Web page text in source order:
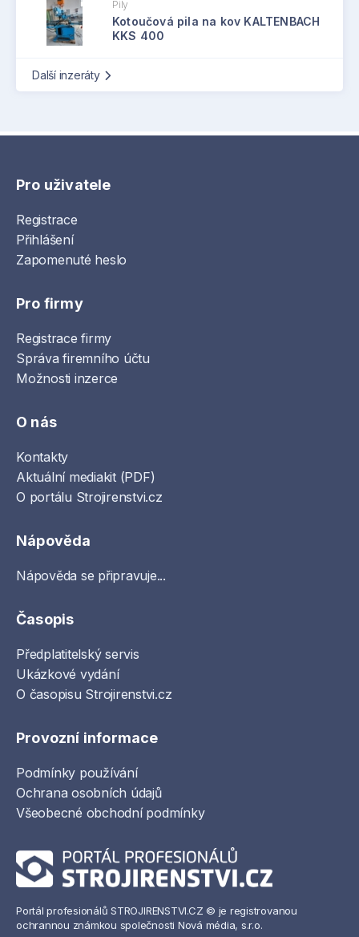
Pily
Kotoučová pila na kov KALTENBACH
KKS 400
Další inzeráty
Pro uživatele
Registrace
Přihlášení
Zapomenuté heslo
Pro firmy
Registrace firmy
Správa firemního účtu
Možnosti inzerce
O nás
Kontakty
Aktuální mediakit (PDF)
O portálu Strojirenstvi.cz
Nápověda
Nápověda se připravuje...
Časopis
Předplatitelský servis
Ukázkové vydání
O časopisu Strojirenstvi.cz
Provozní informace
Podmínky používání
Ochrana osobních údajů
Všeobecné obchodní podmínky
Portál profesionálů STROJIRENSTVI.CZ © je registrovanou
ochrannou známkou společnosti Nová média, s.r.o.